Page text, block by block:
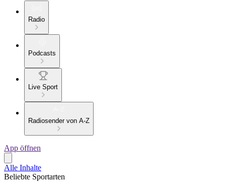
Radio
Podcasts
Live Sport
Radiosender von A-Z
App öffnen
Alle Inhalte
Beliebte Sportarten